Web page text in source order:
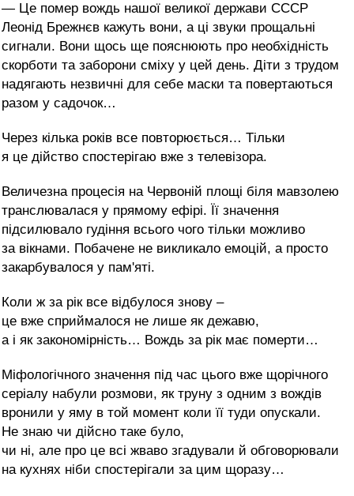
— Це помер вождь нашої великої держави СССР
Леонід Брежнєв кажуть вони, а ці звуки прощальні
сигнали. Вони щось ще пояснюють про необхідність
скорботи та заборони сміху у цей день. Діти з трудом
надягають незвичні для себе маски та повертаються
разом у садочок…
Через кілька років все повторюється… Тільки
я це дійство спостерігаю вже з телевізора.
Величезна процесія на Червоній площі біля мавзолею
транслювалася у прямому ефірі. Її значення
підсилювало гудіння всього чого тільки можливо
за вікнами. Побачене не викликало емоцій, а просто
закарбувалося у пам'яті.
Коли ж за рік все відбулося знову –
це вже сприймалося не лише як дежавю,
а і як закономірність… Вождь за рік має померти…
Міфологічного значення під час цього вже щорічного
серіалу набули розмови, як труну з одним з вождів
вронили у яму в той момент коли її туди опускали.
Не знаю чи дійсно таке було,
чи ні, але про це всі жваво згадували й обговорювали
на кухнях ніби спостерігали за цим щоразу…